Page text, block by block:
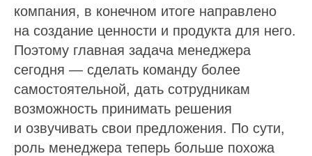
компания, в конечном итоге направлено
на создание ценности и продукта для него.
Поэтому главная задача менеджера
сегодня — сделать команду более
самостоятельной, дать сотрудникам
возможность принимать решения
и озвучивать свои предложения. По сути,
роль менеджера теперь больше похожа